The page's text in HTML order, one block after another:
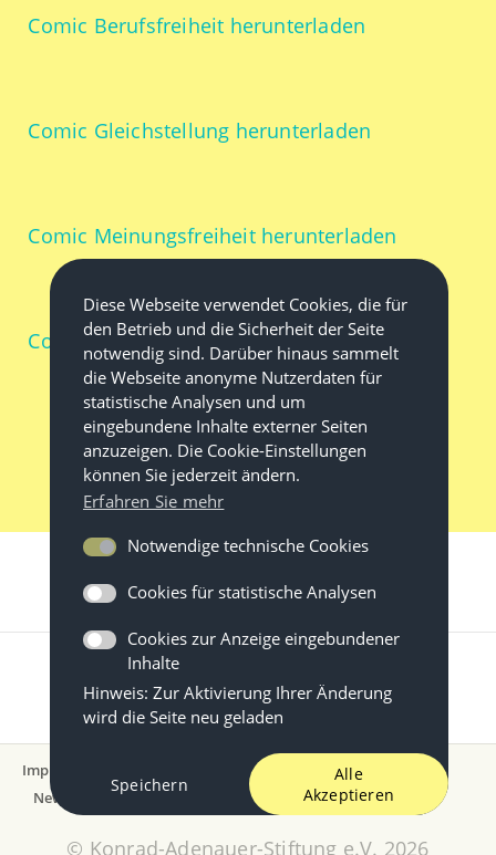
Comic Berufsfreiheit herunterladen
Comic Gleichstellung herunterladen
Comic Meinungsfreiheit herunterladen
Comic Pressefreiheit herunterladen
Impressum
Nutzungsbedingungen
Newsletter
© Konrad-Adenauer-Stiftung e.V. 2026
Diese Webseite verwendet Cookies, die für
den Betrieb und die Sicherheit der Seite
notwendig sind. Darüber hinaus sammelt
die Webseite anonyme Nutzerdaten für
statistische Analysen und um
eingebundene Inhalte externer Seiten
anzuzeigen. Die Cookie-Einstellungen
können Sie jederzeit ändern.
Erfahren Sie mehr
Notwendige technische Cookies
Cookies für statistische Analysen
Cookies zur Anzeige eingebundener
Inhalte
Hinweis: Zur Aktivierung Ihrer Änderung
wird die Seite neu geladen
Speichern
Alle
Akzeptieren